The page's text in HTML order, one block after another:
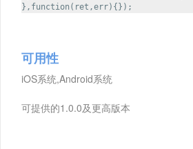
},function(ret,err){});
可用性
iOS系统,Android系统
可提供的1.0.0及更高版本